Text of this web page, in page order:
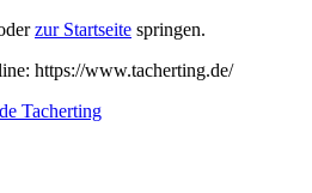
zur Startseite springen.
https://www.tacherting.de/